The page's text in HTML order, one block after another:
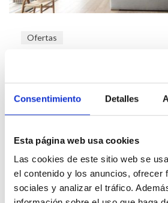
Consentimiento Detalles
Esta página web usa cookies
Las cookies de este sitio web se
el contenido y los anuncios, ofrecer
sociales y analizar el tráfico.
Ofertas
Black Friday: La
renovando las cortinas de cad...
Leer más